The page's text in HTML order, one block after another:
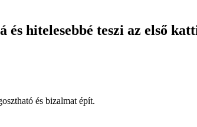
hitelesebbé teszi az első
és bizalmat épít.